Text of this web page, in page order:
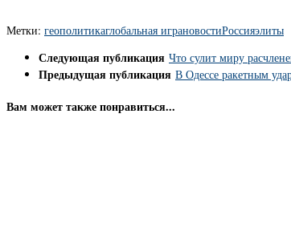
Метки: геополитикаглобальная играновостиРоссияэлиты
Следующая публикация Что сулит миру
Предыдущая публикация В Одессе ракетным
Вам может также понравиться...